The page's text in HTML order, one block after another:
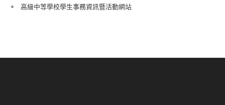
高級中等學校學生事務資訊暨活動網站